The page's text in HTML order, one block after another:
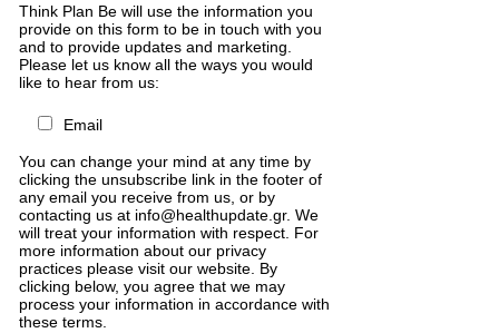
Think Plan Be will use the information you
provide on this form to be in touch with you
and to provide updates and marketing.
Please let us know all the ways you would
like to hear from us:
Email
You can change your mind at any time by
clicking the unsubscribe link in the footer of
any email you receive from us, or by
contacting us at info@healthupdate.gr. We
will treat your information with respect. For
more information about our privacy
practices please visit our website. By
clicking below, you agree that we may
process your information in accordance with
these terms.